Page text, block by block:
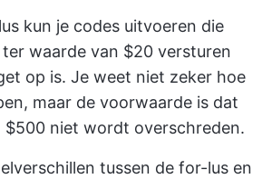
kun je codes uitvoeren die
waarde van $20 versturen
op is. Je weet niet zeker hoe
maar de voorwaarde is dat
$500 niet wordt overschreden.
tussen de for-lus en